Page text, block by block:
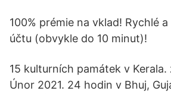
100% prémie na vklad! Rychlé
účtu (obvykle do 10 minut)!
15 kulturních památek v Kerala.
Únor 2021. 24 hodin v Bhuj,